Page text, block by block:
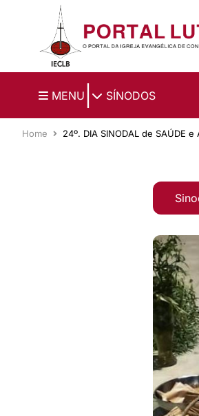
Ir para o conteúdo principal
MENU SÍNODOS
Home 24º. DIA SINODAL de SAÚDE e